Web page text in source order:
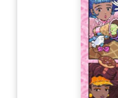
Szótár, nyelvkönyv
Tankönyv, segédkönyv